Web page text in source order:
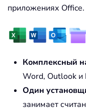
приложениях Office.
Комплексный
Word, Outlook и
Один
занимает